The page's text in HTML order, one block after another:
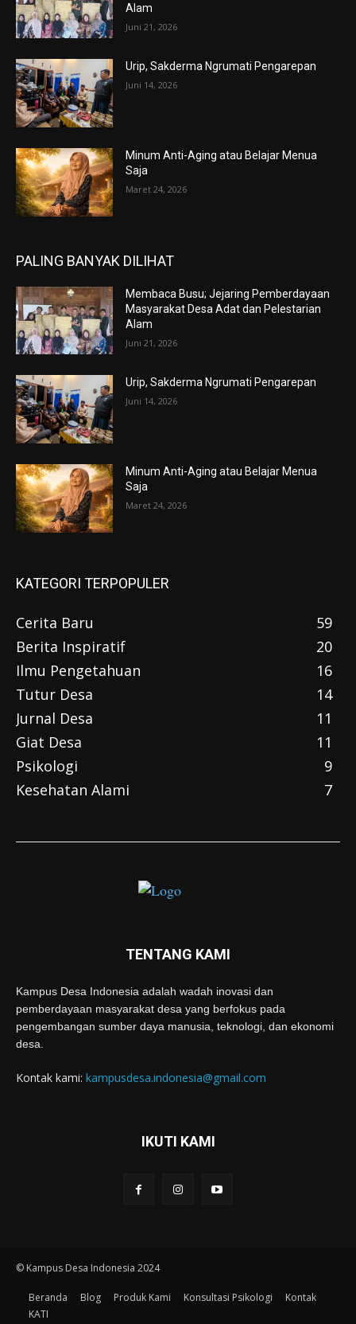
Alam
Juni 21, 2026
Urip, Sakderma Ngrumati Pengarepan
Juni 14, 2026
Minum Anti-Aging atau Belajar Menua
Saja
Maret 24, 2026
PALING BANYAK DILIHAT
Membaca Busu; Jejaring Pemberdayaan
Masyarakat Desa Adat dan Pelestarian
Alam
Juni 21, 2026
Urip, Sakderma Ngrumati Pengarepan
Juni 14, 2026
Minum Anti-Aging atau Belajar Menua
Saja
Maret 24, 2026
KATEGORI TERPOPULER
Cerita Baru
59
Berita Inspiratif
20
Ilmu Pengetahuan
16
Tutur Desa
14
Jurnal Desa
11
Giat Desa
11
Psikologi
9
Kesehatan Alami
7
TENTANG KAMI
Kampus Desa Indonesia adalah wadah inovasi dan
pemberdayaan masyarakat desa yang berfokus pada
pengembangan sumber daya manusia, teknologi, dan ekonomi
desa.
Kontak kami: kampusdesa.indonesia@gmail.com
IKUTI KAMI
© Kampus Desa Indonesia 2024
Beranda Blog Produk Kami Konsultasi Psikologi
Kontak
KATI